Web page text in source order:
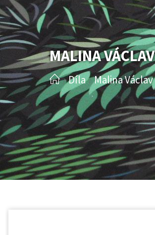
MALINA VÁCLAV
/ Díla / Malina Václav